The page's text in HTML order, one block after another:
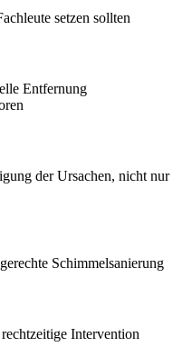
setzen sollten
Entfernung
der Ursachen, nicht nur
Schimmelsanierung
Intervention